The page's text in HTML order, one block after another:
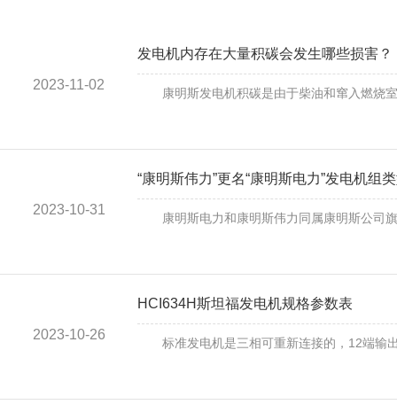
2023-11-02
发电机内存在大量积碳会发生哪些损害？
康明斯发电机积碳是由于柴油和窜入燃烧室
2023-10-31
“康明斯伟力”更名“康明斯电力”发电机组
康明斯电力和康明斯伟力同属康明斯公司
2023-10-26
HCI634H斯坦福发电机规格参数表
标准发电机是三相可重新连接的，12端输